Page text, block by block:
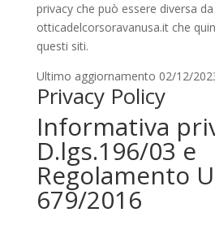
privacy che può essere diversa
otticadelcorsoravanusa.it che
questi siti.
Ultimo aggiornamento 02/12/
Privacy Policy
Informativa
D.lgs.196/03 e
Regolamento
679/2016